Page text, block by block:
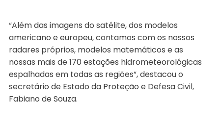
“Além das imagens do satélite, dos modelos
americano e europeu, contamos com os nossos
radares próprios, modelos matemáticos e as
nossas mais de 170 estações hidrometeorológicas
espalhadas em todas as regiões”, destacou o
secretário de Estado da Proteção e Defesa Civil,
Fabiano de Souza.